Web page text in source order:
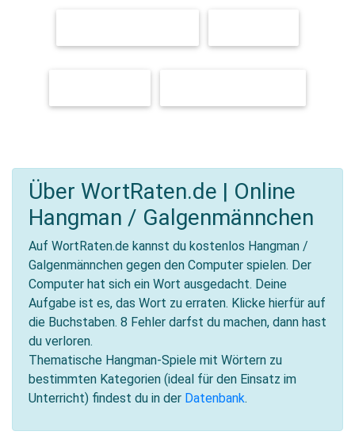
Über WortRaten.de | Online
Hangman / Galgenmännchen
Auf WortRaten.de kannst du kostenlos Hangman /
Galgenmännchen gegen den Computer spielen. Der
Computer hat sich ein Wort ausgedacht. Deine
Aufgabe ist es, das Wort zu erraten. Klicke hierfür auf
die Buchstaben. 8 Fehler darfst du machen, dann hast
du verloren.
Thematische Hangman-Spiele mit Wörtern zu
bestimmten Kategorien (ideal für den Einsatz im
Unterricht) findest du in der Datenbank.